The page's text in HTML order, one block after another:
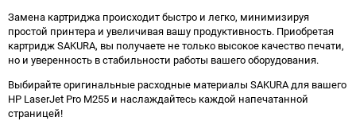
Замена картриджа происходит быстро и легко, минимизируя
простой принтера и увеличивая вашу продуктивность. Приобретая
картридж SAKURA, вы получаете не только высокое качество печати,
но и уверенность в стабильности работы вашего оборудования.
Выбирайте оригинальные расходные материалы SAKURA для вашего
HP LaserJet Pro M255 и наслаждайтесь каждой напечатанной
страницей!